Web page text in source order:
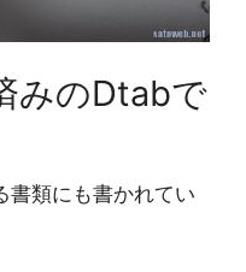
みのDtabで
書類にも書かれてい